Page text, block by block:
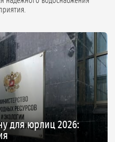
для юрлиц 2026: